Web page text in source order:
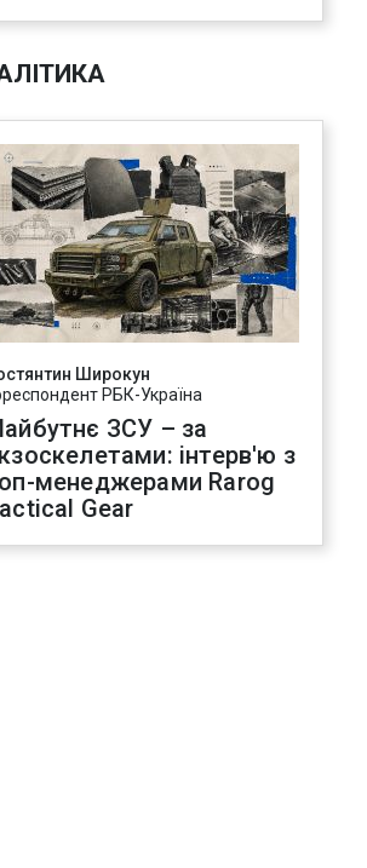
Широкун
РБК-Україна
ЗСУ – за
інтерв'ю з
менеджерами Rarog
Gear